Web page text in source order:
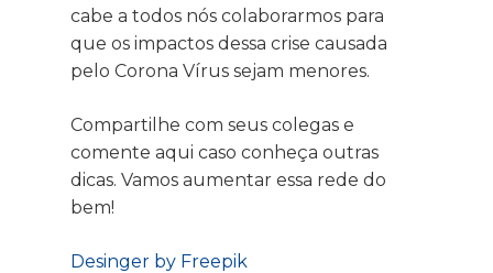
cabe a todos nós colaborarmos para
que os impactos dessa crise causada
pelo Corona Vírus sejam menores.
Compartilhe com seus colegas e
comente aqui caso conheça outras
dicas. Vamos aumentar essa rede do
bem!
Desinger by Freepik